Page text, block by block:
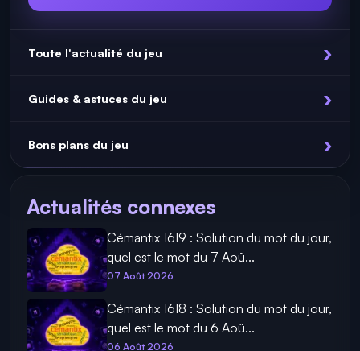
Toute l'actualité du jeu
Guides & astuces du jeu
Bons plans du jeu
Actualités connexes
Cémantix 1619 : Solution du mot du jour,
quel est le mot du 7 Aoû...
07 Août 2026
Cémantix 1618 : Solution du mot du jour,
quel est le mot du 6 Aoû...
06 Août 2026